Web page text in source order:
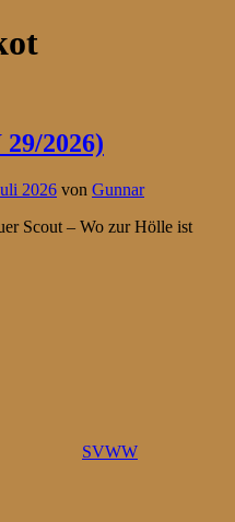
2026)
2026 von Gunnar
Scout – Wo zur Hölle ist
SVWW